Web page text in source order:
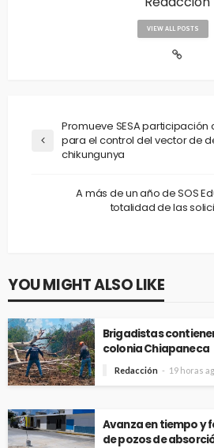
VIEW ALL POSTS
Promueve SESA participación
para el control del vector de
chikungunya
A más de un año de SOS
totalidad de las
YOU MIGHT ALSO LIKE
Brigadistas
colonia Chiapaneca
Redacción 19 horas
Avanza en tiempo y
de pozos de